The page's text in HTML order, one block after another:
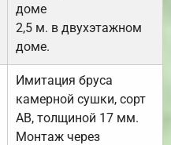
доме
2,5 м. в двухэтажном
доме.
Имитация бруса
камерной сушки, сорт
АВ, толщиной 17 мм.
Монтаж через